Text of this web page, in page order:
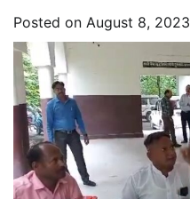
Posted on August 8, 2023